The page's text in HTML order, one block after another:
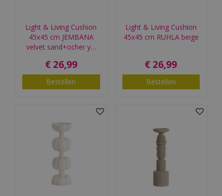
Light & Living Cushion
45x45 cm JEMBANA
velvet sand+ocher y…
€ 26,99
Bestellen
Light & Living Cushion
45x45 cm RUHLA beige
€ 26,99
Bestellen